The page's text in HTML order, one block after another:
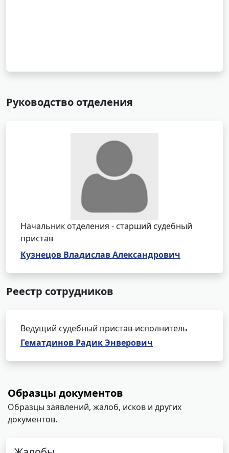
Руководство отделения
Начальник отделения - старший судебный
пристав
Кузнецов Владислав Александрович
Реестр сотрудников
Ведущий судебный пристав-исполнитель
Гематдинов Радик Энверович
Образцы документов
Образцы заявлений, жалоб, исков и других
документов.